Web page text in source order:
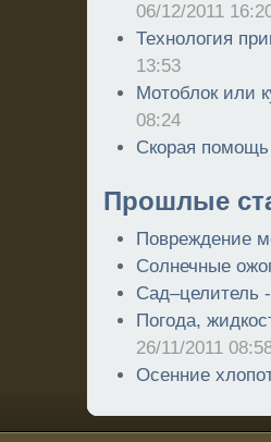
06/12/2011
Технология
13:53
Мотоблок или
08:24
Скорая
Прошлые
Повреждение
Солнечные
Сад–целитель
Погода,
26/11/2011
Осенние